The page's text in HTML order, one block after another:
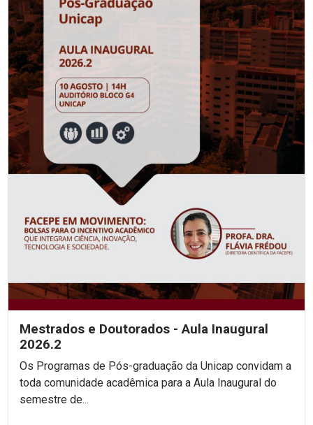
Mestrados e Doutorados - Aula Inaugural
2026.2
Os Programas de Pós-graduação da Unicap convidam a
toda comunidade acadêmica para a Aula Inaugural do
semestre de...